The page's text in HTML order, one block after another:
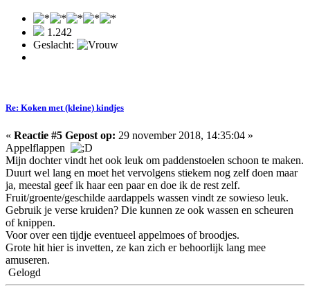
1.242
Geslacht:
Re: Koken met (kleine) kindjes
« Reactie #5 Gepost op: 29 november 2018, 14:35:04 »
Appelflappen
Mijn dochter vindt het ook leuk om paddenstoelen schoon te maken.
Duurt wel lang en moet het vervolgens stiekem nog zelf doen maar
ja, meestal geef ik haar een paar en doe ik de rest zelf.
Fruit/groente/geschilde aardappels wassen vindt ze sowieso leuk.
Gebruik je verse kruiden? Die kunnen ze ook wassen en scheuren
of knippen.
Voor over een tijdje eventueel appelmoes of broodjes.
Grote hit hier is invetten, ze kan zich er behoorlijk lang mee
amuseren.
Gelogd